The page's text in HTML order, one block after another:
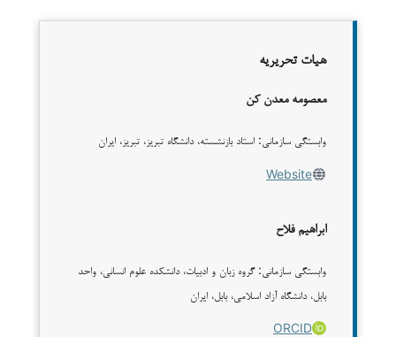
هیات تحریریه
معصومه معدن کن
وابستگی سازمانی: استاد بازنشسته، دانشگاه تبریز، تبریز، ایران
Website
ابراهیم فلاح
وابستگی سازمانی: گروه زبان و ادبیات، دانشکده علوم انسانی، واحد
بابل، دانشگاه آزاد اسلامی، بابل، ایران
ORCID